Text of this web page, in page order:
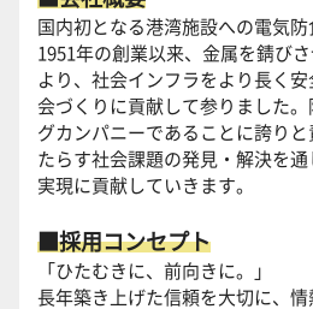
国内初となる港湾施設への電気
1951年の創業以来、金属を錆び
より、社会インフラをより長く
会づくりに貢献して参りました
グカンパニーであることに誇り
たらす社会課題の発見・解決を
実現に貢献していきます。
■採用コンセプト
「ひたむきに、前向きに。」
長年築き上げた信頼を大切に、